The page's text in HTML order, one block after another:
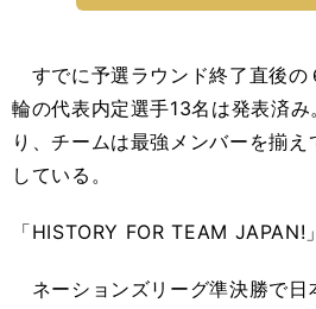
すでに予選ラウンド終了直後の
輪の代表内定選手13名は発表済
り、チームは最強メンバーを揃え
している。
「HISTORY FOR TEAM JAPAN!」
ネーションズリーグ準決勝で日